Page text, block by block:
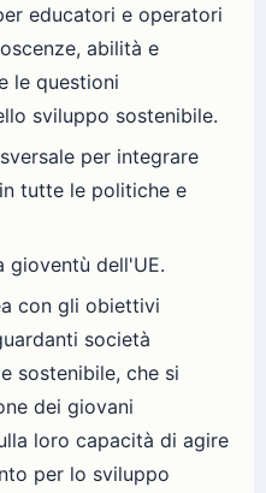
educatori e operatori
abilità e
le questioni
sviluppo sostenibile.
per integrare
tutte le politiche e
gioventù dell'UE.
con gli obiettivi
società
sostenibile, che si
dei giovani
loro capacità di agire
per lo sviluppo